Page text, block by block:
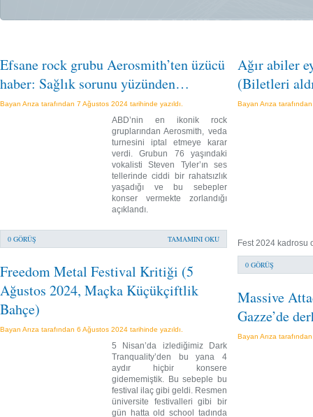
Efsane rock grubu Aerosmith’ten üzücü
haber: Sağlık sorunu yüzünden…
Bayan Arıza tarafından 7 Ağustos 2024 tarihinde yazıldı.
ABD’nin en ikonik rock
gruplarından Aerosmith, veda
turnesini iptal etmeye karar
verdi. Grubun 76 yaşındaki
vokalisti Steven Tyler’ın ses
tellerinde ciddi bir rahatsızlık
yaşadığı ve bu sebepler
konser vermekte zorlandığı
açıklandı.
0 GÖRÜŞ TAMAMINI OKU
Ağır abiler
(Biletleri
Bayan Arıza
Fest 2024 kadrosu
0 GÖRÜŞ
Freedom Metal Festival Kritiği (5
Ağustos 2024, Maçka Küçükçiftlik
Bahçe)
Bayan Arıza tarafından 6 Ağustos 2024 tarihinde yazıldı.
5 Nisan’da izlediğimiz Dark
Tranquality’den bu yana 4
aydır hiçbir konsere
gidememiştik. Bu sebeple bu
festival ilaç gibi geldi. Resmen
üniversite festivalleri gibi bir
gün hatta old school tadında
Massive
Gazze’de
Bayan Arıza